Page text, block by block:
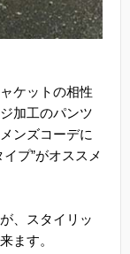
ケットの相性
加工のパンツ
ンズコーデに
プ”がオススメ
、スタイリッ
ます。